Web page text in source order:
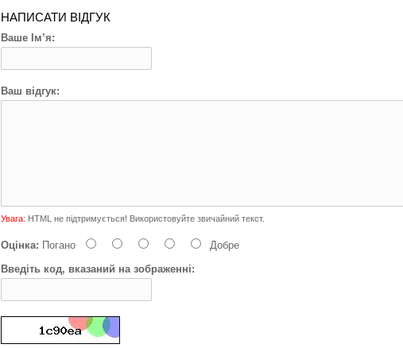
НАПИСАТИ ВІДГУК
Ваше Ім’я:
Ваш відгук:
Увага: HTML не підтримується! Використовуйте звичайний текст.
Оцінка: Погано
Добре
Введіть код, вказаний на зображенні: